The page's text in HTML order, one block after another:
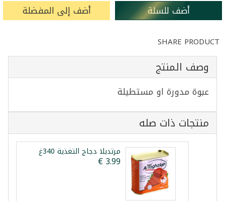
أضف للسلة أضف إلى المفضلة
SHARE PRODUCT
وصف المنتج
عبوة مدورة او مستطيلة
منتجات ذات صله
مرتديلا دجاج التغذية 340غ